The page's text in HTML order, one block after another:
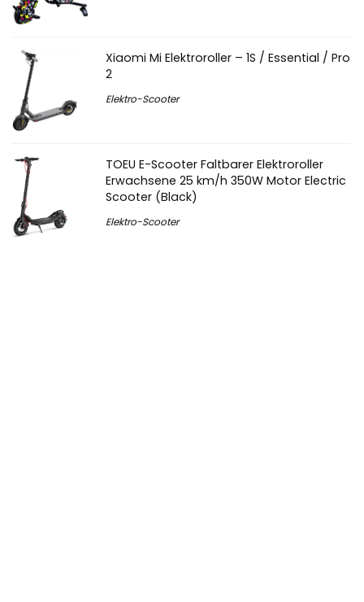
Xiaomi Mi Elektroroller – 1S / Essential / Pro
2
Elektro-Scooter
TOEU E-Scooter Faltbarer Elektroroller
Erwachsene 25 km/h 350W Motor Electric
Scooter (Black)
Elektro-Scooter